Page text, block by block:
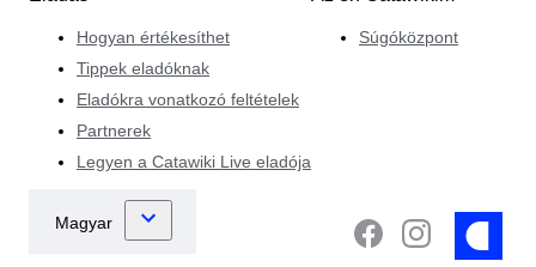
Hogyan értékesíthet
Tippek eladóknak
Eladókra vonatkozó feltételek
Partnerek
Legyen a Catawiki Live eladója
Súgóközpont